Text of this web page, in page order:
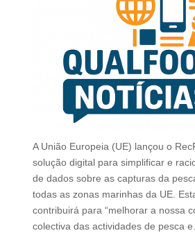
A União Europeia (UE) lançou o
solução digital para simplificar e
de dados sobre as capturas da
todas as zonas marinhas da UE.
contribuirá para “melhorar a nossa
colectiva das actividades de pesca